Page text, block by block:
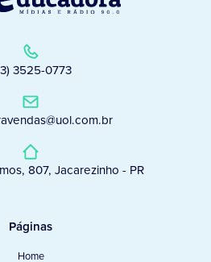
3525-0773
807, Jacarezinho - PR
Páginas
Home